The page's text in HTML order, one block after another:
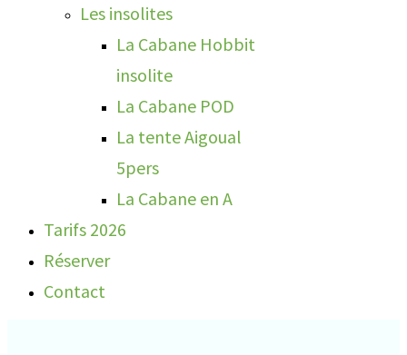
Les insolites
La Cabane Hobbit
insolite
La Cabane POD
La tente Aigoual
5pers
La Cabane en A
Tarifs 2026
Réserver
Contact